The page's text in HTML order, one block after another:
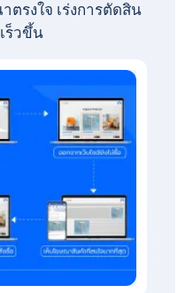
ตรงใจ เร่งการตัดสิน
ร็วขึ้น